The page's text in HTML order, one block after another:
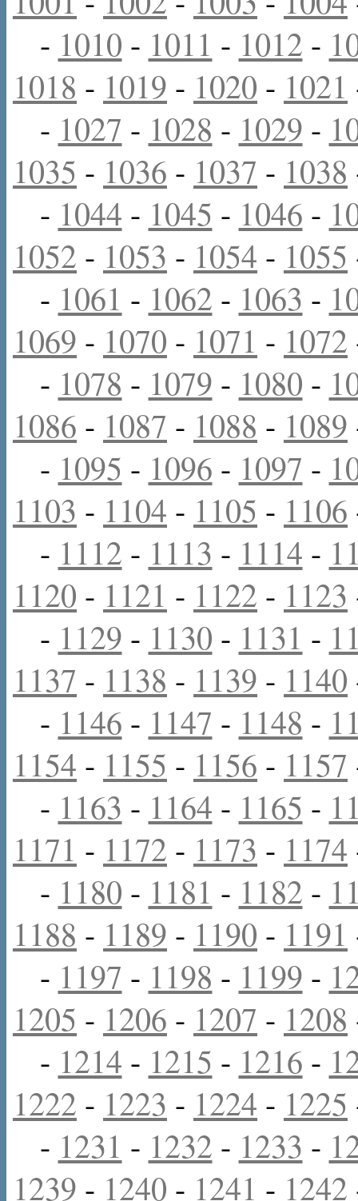
- 1010 - 1011 - 1012 -
1018 - 1019 - 1020 - 1021
- 1027 - 1028 - 1029 -
1035 - 1036 - 1037 - 1038
- 1044 - 1045 - 1046 -
1052 - 1053 - 1054 - 1055
- 1061 - 1062 - 1063 -
1069 - 1070 - 1071 - 1072
- 1078 - 1079 - 1080 -
1086 - 1087 - 1088 - 1089
- 1095 - 1096 - 1097 -
1103 - 1104 - 1105 - 1106
- 1112 - 1113 - 1114 -
1120 - 1121 - 1122 - 1123
- 1129 - 1130 - 1131 -
1137 - 1138 - 1139 - 1140
- 1146 - 1147 - 1148 -
1154 - 1155 - 1156 - 1157
- 1163 - 1164 - 1165 -
1171 - 1172 - 1173 - 1174
- 1180 - 1181 - 1182 -
1188 - 1189 - 1190 - 1191
- 1197 - 1198 - 1199 -
1205 - 1206 - 1207 - 1208
- 1214 - 1215 - 1216 -
1222 - 1223 - 1224 - 1225
- 1231 - 1232 - 1233 -
1239 - 1240 - 1241 - 1242